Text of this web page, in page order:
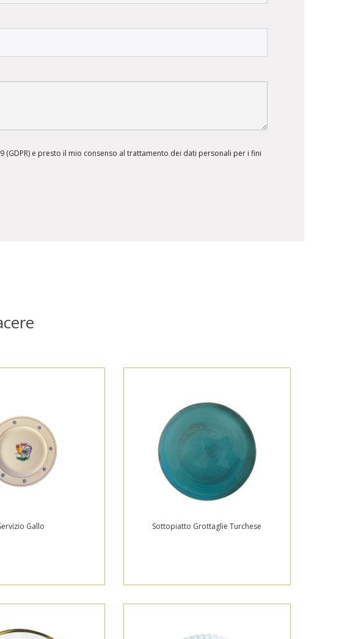
(GDPR) e presto il mio consenso al trattamento dei dati personali per i fini
Gallo Sottopiatto Grottaglie Turchese